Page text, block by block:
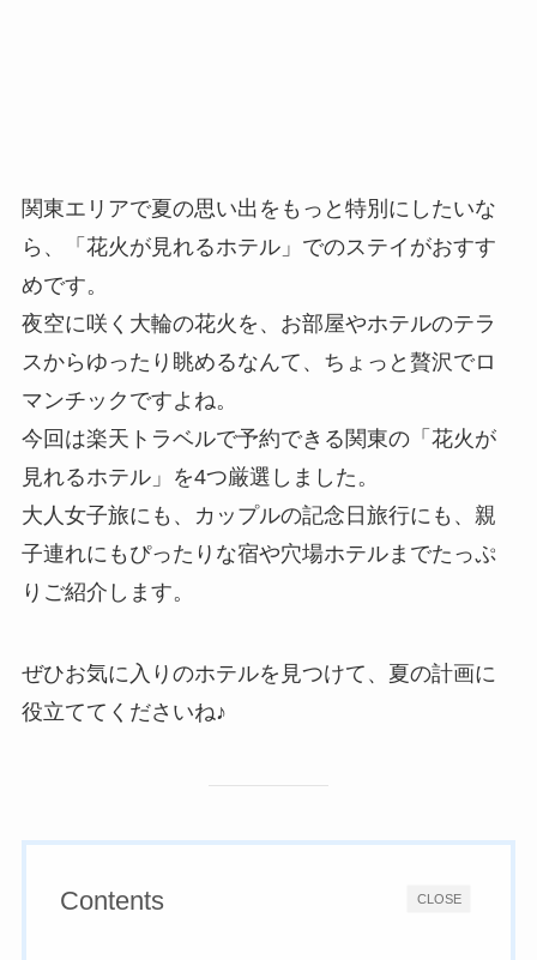
関東エリアで夏の思い出をもっと特別にしたいな
ら、「花火が見れるホテル」でのステイがおすす
めです。
夜空に咲く大輪の花火を、お部屋やホテルのテラ
スからゆったり眺めるなんて、ちょっと贅沢でロ
マンチックですよね。
今回は楽天トラベルで予約できる関東の「花火が
見れるホテル」を4つ厳選しました。
大人女子旅にも、カップルの記念日旅行にも、親
子連れにもぴったりな宿や穴場ホテルまでたっぷ
りご紹介します。
ぜひお気に入りのホテルを見つけて、夏の計画に
役立ててくださいね♪
CLOSE
Contents